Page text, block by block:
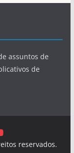
assuntos de
de
reservados.